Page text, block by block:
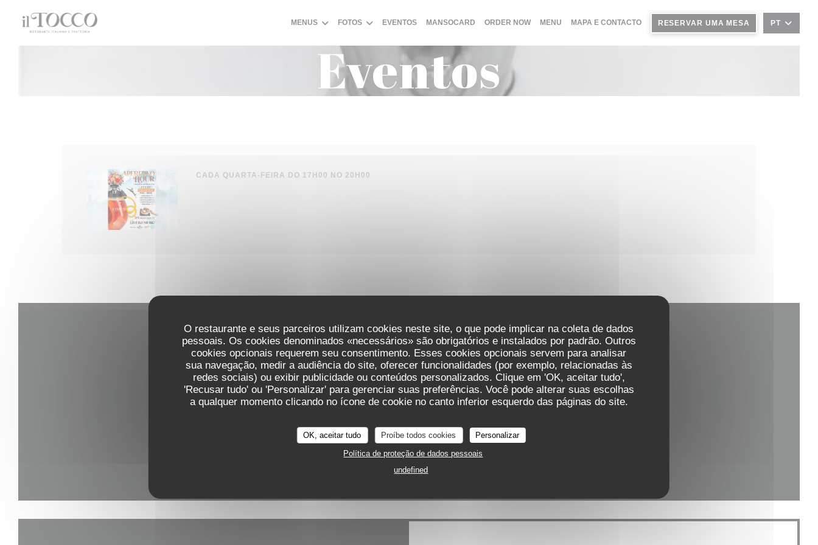
O restaurante e seus parceiros utilizam cookies neste site, o que pode implicar na coleta de dados
pessoais. Os cookies denominados «necessários» são obrigatórios e instalados por padrão. Outros
cookies opcionais requerem seu consentimento. Esses cookies opcionais servem para analisar
sua navegação, medir a audiência do site, oferecer funcionalidades (por exemplo, relacionadas às
redes sociais) ou exibir publicidade ou conteúdos personalizados. Clique em 'OK, aceitar tudo',
'Recusar tudo' ou 'Personalizar' para gerenciar suas preferências. Você pode alterar suas escolhas
a qualquer momento clicando no ícone de cookie no canto inferior esquerdo das páginas do site.
OK, aceitar tudo Proíbe todos cookies
Personalizar
Política de proteção de dados pessoais
undefined
MENUS FOTOS EVENTOS MANSOCARD ORDER NOW((ABRE NUMA NOVA JANELA))
MENU((ABRE NUMA NOVA JANELA))
MAPA E CONTACTO RESERVAR UMA MESA PT
Eventos
CADA QUARTA-FEIRA DO 17H00 NO 20H00
Mapa e Contacto
44 Av. John F. Kennedy 1855 Kirchberg((abre numa nova janela))
20 60 30 03
Facebook ((abre numa nova janela))
Instagram ((abre numa nova janela))